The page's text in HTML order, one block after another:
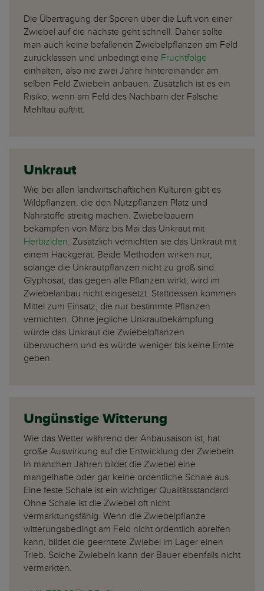
Die Übertragung der Sporen über die Luft von einer
Zwiebel auf die nächste geht schnell. Daher sollte
man auch keine befallenen Zwiebelpflanzen am Feld
zurücklassen und unbedingt eine Fruchtfolge
einhalten, also nie zwei Jahre hintereinander am
selben Feld Zwiebeln anbauen. Zusätzlich ist es ein
Risiko, wenn am Feld des Nachbarn der Falsche
Mehltau auftritt.
Unkraut
Wie bei allen landwirtschaftlichen Kulturen gibt es
Wildpflanzen, die den Nutzpflanzen Platz und
Nährstoffe streitig machen. Zwiebelbauern
bekämpfen von März bis Mai das Unkraut mit
Herbiziden. Zusätzlich vernichten sie das Unkraut mit
einem Hackgerät. Beide Methoden wirken nur,
solange die Unkrautpflanzen nicht zu groß sind.
Glyphosat, das gegen alle Pflanzen wirkt, wird im
Zwiebelanbau nicht eingesetzt. Stattdessen kommen
Mittel zum Einsatz, die nur bestimmte Pflanzen
vernichten. Ohne jegliche Unkrautbekämpfung
würde das Unkraut die Zwiebelpflanzen
überwuchern und es würde weniger bis keine Ernte
geben.
Ungünstige Witterung
Wie das Wetter während der Anbausaison ist, hat
große Auswirkung auf die Entwicklung der Zwiebeln.
In manchen Jahren bildet die Zwiebel eine
mangelhafte oder gar keine ordentliche Schale aus.
Eine feste Schale ist ein wichtiger Qualitätsstandard.
Ohne Schale ist die Zwiebel oft nicht
vermarktungsfähig. Wenn die Zwiebelpflanze
witterungsbedingt am Feld nicht ordentlich abreifen
kann, bildet die geerntete Zwiebel im Lager einen
Trieb. Solche Zwiebeln kann der Bauer ebenfalls nicht
vermarkten.